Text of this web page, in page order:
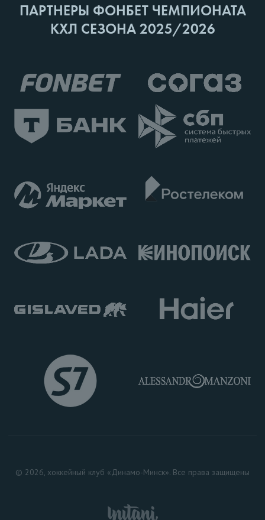
ПАРТНЕРЫ ФОНБЕТ ЧЕМПИОНАТА
КХЛ СЕЗОНА 2025/2026
© 2026, хоккейный клуб «Динамо-Минск». Все права защищены